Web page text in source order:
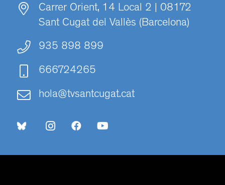
Carrer Orient, 14 Local 2 | 08172
Sant Cugat del Vallès (Barcelona)
935 898 899
666724265
hola@tvsantcugat.cat